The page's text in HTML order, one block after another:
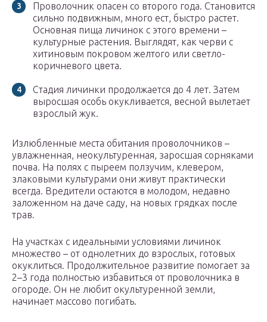
Проволочник опасен со второго года. Становится
сильно подвижным, много ест, быстро растет.
Основная пища личинок с этого времени –
культурные растения. Выглядят, как черви с
хитиновым покровом желтого или светло-
коричневого цвета.
Стадия личинки продолжается до 4 лет. Затем
выросшая особь окукливается, весной вылетает
взрослый жук.
Излюбленные места обитания проволочников –
увлажненная, неокультуренная, заросшая сорняками
почва. На полях с пыреем ползучим, клевером,
злаковыми культурами они живут практически
всегда. Вредители остаются в молодом, недавно
заложенном на даче саду, на новых грядках после
трав.
На участках с идеальными условиями личинок
множество – от однолетних до взрослых, готовых
окуклиться. Продолжительное развитие помогает за
2–3 года полностью избавиться от проволочника в
огороде. Он не любит окультуренной земли,
начинает массово погибать.